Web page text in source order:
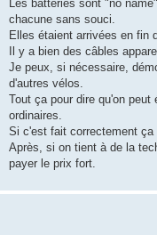
Les batteries sont "no
chacune sans souci.
Elles étaient arrivées en fin
Il y a bien des câbles
Je peux, si nécessaire,
d'autres vélos.
Tout ça pour dire qu'on
ordinaires.
Si c'est fait correctement ça
Après, si on tient à de la
payer le prix fort.